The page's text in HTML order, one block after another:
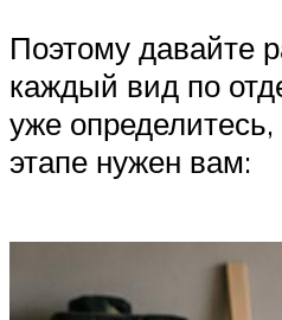
Поэтому давайте
каждый вид по
уже
этапе нужен вам: